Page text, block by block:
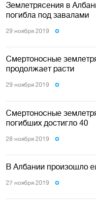
Землетрясения в
погибла под завалами
29 ноября 2019
Смертоносные
продолжает расти
29 ноября 2019
Смертоносные
погибших достигло 40
28 ноября 2019
В Албании произошло
27 ноября 2019